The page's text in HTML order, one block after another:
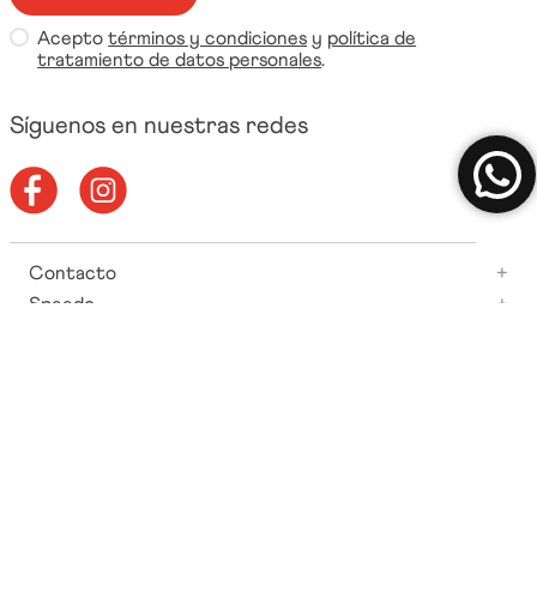
Aceptotérminos y condiciones y política de
tratamiento de datos personales.
Síguenos en nuestras redes
Contacto
+
Speedo
+